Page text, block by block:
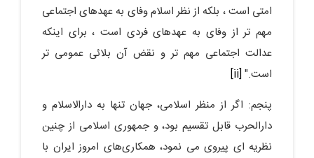
امتى است ، بلکه از نظر اسلام وفاى به عهدهاى اجتماعى
مهم تر از وفاى به عهدهاى فردى است ، براى اینکه
عدالت اجتماعى مهم تر و نقض آن بلائى عمومى تر
است." [ii]
پنجم: اگر از منظر اسلامی، جهان تنها به دارالاسلام و
دارالحرب قابل تقسیم بود، و جمهوری اسلامی از چنین
نظریه ای پیروی می نمود، همکاری‌های امروز ایران با